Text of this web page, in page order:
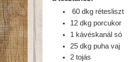
60 dkg rétesliszt
12 dkg porcukor
1 kávéskanál só
25 dkg puha vaj
2 tojás